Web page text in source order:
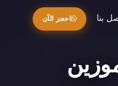
بنا احجز الآن